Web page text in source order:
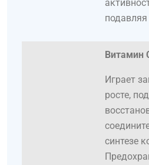
Витамин
Играет
росте,
синтезе